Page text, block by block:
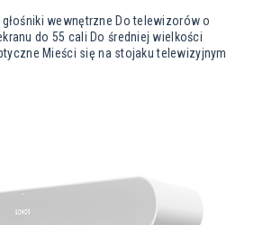
głośniki wewnętrzne Do telewizorów o
do 55 cali Do średniej wielkości
Mieści się na stojaku telewizyjnym